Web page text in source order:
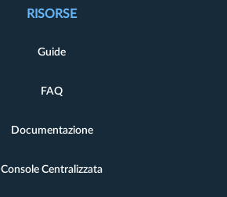
RISORSE
Guide
FAQ
Documentazione
Console Centralizzata